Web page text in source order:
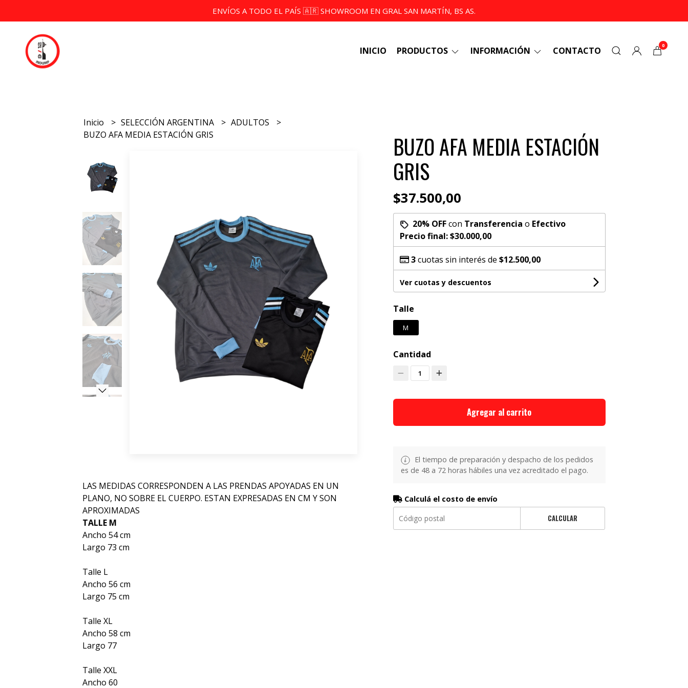
ENVÍOS A TODO EL PAÍS 🇦🇷 SHOWROOM EN GRAL SAN MARTÍN, BS AS.
INICIO PRODUCTOS INFORMACIÓN CONTACTO 0
Inicio SELECCIÓN ARGENTINA
ADULTOS
BUZO AFA MEDIA ESTACIÓN GRIS
LAS MEDIDAS CORRESPONDEN A LAS PRENDAS APOYADAS EN UN
PLANO, NO SOBRE EL CUERPO. ESTAN EXPRESADAS EN CM Y SON
APROXIMADAS
TALLE M
Ancho 54 cm
Largo 73 cm
Talle L
Ancho 56 cm
Largo 75 cm
Talle XL
Ancho 58 cm
Largo 77
Talle XXL
Ancho 60
BUZO AFA MEDIA ESTACIÓN
GRIS
$37.500,00
20% OFFcon Transferencia o Efectivo
Precio final:$30.000,00
3cuotas sin interés de $12.500,00
Ver cuotas y descuentos
Talle
M
Cantidad
1
Agregar al carrito
El tiempo de preparación y despacho de los pedidos
es de 48 a 72 horas hábiles una vez acreditado el pago.
Calculá el costo de envío
CALCULAR